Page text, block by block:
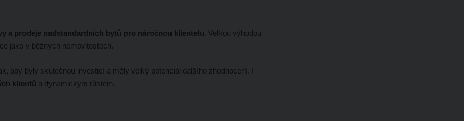
a prodeje nadstandardních bytů pro náročnou klientelu. Velkou výhodou
jako v běžných nemovitostech.
aby byly skutečnou investicí a měly velký potenciál dalšího zhodnocení. I
klientů a dynamickým růstem.